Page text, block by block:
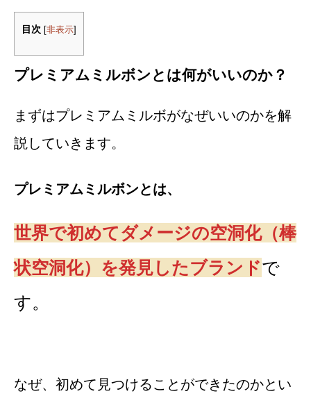
目次 [非表示]
プレミアムミルボンとは何がいいのか？
まずはプレミアムミルボがなぜいいのかを解
説していきます。
プレミアムミルボンとは、
世界で初めてダメージの空洞化（棒
状空洞化）を発見したブランドで
す。
なぜ、初めて見つけることができたのかとい